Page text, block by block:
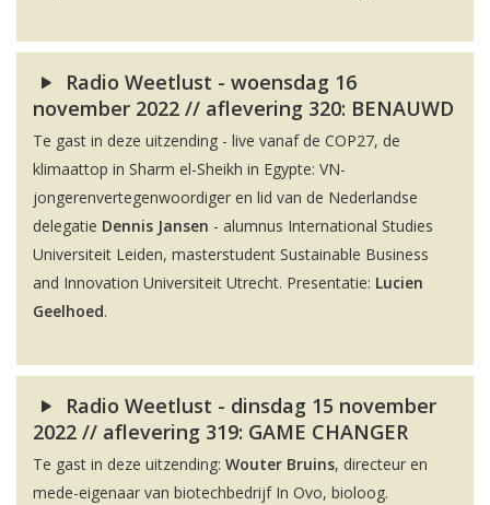
Radio Weetlust - woensdag 16
november 2022 // aflevering 320: BENAUWD
Te gast in deze uitzending - live vanaf de COP27, de
klimaattop in Sharm el-Sheikh in Egypte: VN-
jongerenvertegenwoordiger en lid van de Nederlandse
delegatie Dennis Jansen - alumnus International Studies
Universiteit Leiden, masterstudent Sustainable Business
and Innovation Universiteit Utrecht. Presentatie: Lucien
Geelhoed.
Radio Weetlust - dinsdag 15 november
2022 // aflevering 319: GAME CHANGER
Te gast in deze uitzending: Wouter Bruins, directeur en
mede-eigenaar van biotechbedrijf In Ovo, bioloog.